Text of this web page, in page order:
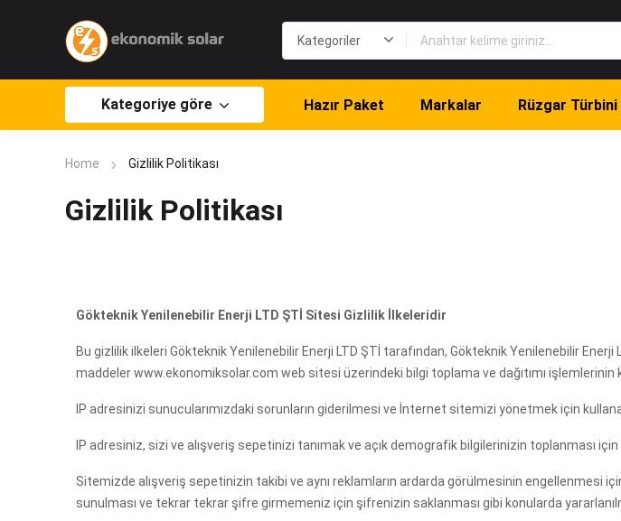
Kategoriye göre Hazır Paket Markalar Rüzgar Türbini
Home Gizlilik Politikası
Gizlilik Politikası
Gökteknik Yenilenebilir Enerji LTD ŞTİ Sitesi Gizlilik İlkeleridir
Bu gizlilik ilkeleri Gökteknik Yenilenebilir Enerji LTD ŞTİ tarafından, Gökteknik Yenilenebilir Enerji
maddeler www.ekonomiksolar.com web sitesi üzerindeki bilgi toplama ve dağıtımı işlemlerinin
IP adresinizi sunucularımızdaki sorunların giderilmesi ve İnternet sitemizi yönetmek için
IP adresiniz, sizi ve alışveriş sepetinizi tanımak ve açık demografik bilgilerinizin toplanması için
Sitemizde alışveriş sepetinizin takibi ve aynı reklamların ardarda görülmesinin engellenmesi
sunulması ve tekrar tekrar şifre girmemeniz için şifrenizin saklanması gibi konularda